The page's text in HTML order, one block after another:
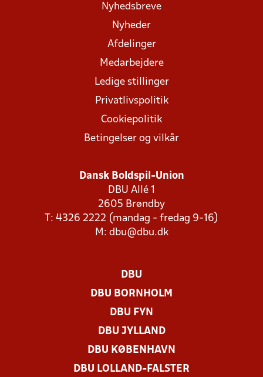
Nyhedsbreve
Nyheder
Afdelinger
Medarbejdere
Ledige stillinger
Privatlivspolitik
Cookiepolitik
Betingelser og vilkår
Dansk Boldspil-Union
DBU Allé 1
2605 Brøndby
T: 4326 2222 (mandag - fredag 9-16)
M: dbu@dbu.dk
DBU
DBU BORNHOLM
DBU FYN
DBU JYLLAND
DBU KØBENHAVN
DBU LOLLAND-FALSTER